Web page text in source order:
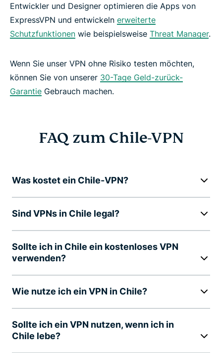
Entwickler und Designer optimieren die Apps von
ExpressVPN und entwickeln erweiterte
Schutzfunktionen wie beispielsweise Threat Manager.
Wenn Sie unser VPN ohne Risiko testen möchten,
können Sie von unserer 30-Tage Geld-zurück-
Garantie Gebrauch machen.
FAQ zum Chile-VPN
Was kostet ein Chile-VPN?
Sind VPNs in Chile legal?
Sollte ich in Chile ein kostenloses VPN
verwenden?
Wie nutze ich ein VPN in Chile?
Sollte ich ein VPN nutzen, wenn ich in
Chile lebe?